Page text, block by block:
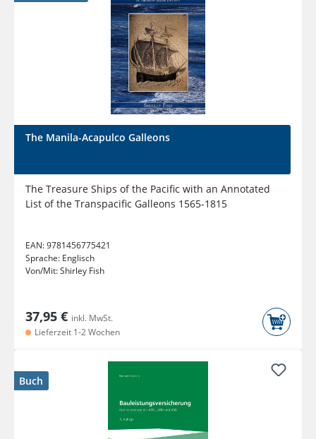
The Manila-Acapulco Galleons
The Treasure Ships of the Pacific with an Annotated
List of the Transpacific Galleons 1565-1815
EAN:9781456775421
Sprache: Englisch
Von/Mit:Shirley Fish
37,95 € inkl. MwSt.
Lieferzeit 1-2 Wochen
Buch